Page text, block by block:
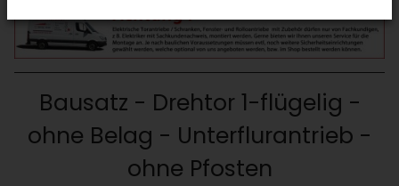
Bausatz - Drehtor 1-flügelig -
ohne Belag - Unterflurantrieb -
ohne Pfosten